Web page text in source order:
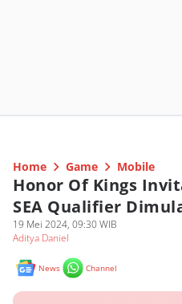
Home Game Mobile
Honor Of Kings
SEA Qualifier
19 Mei 2024, 09:30 WIB
Aditya Daniel
News Channel